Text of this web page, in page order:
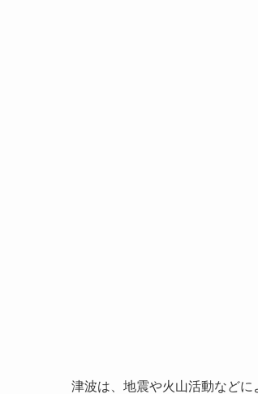
津波は、地震や火山活動など